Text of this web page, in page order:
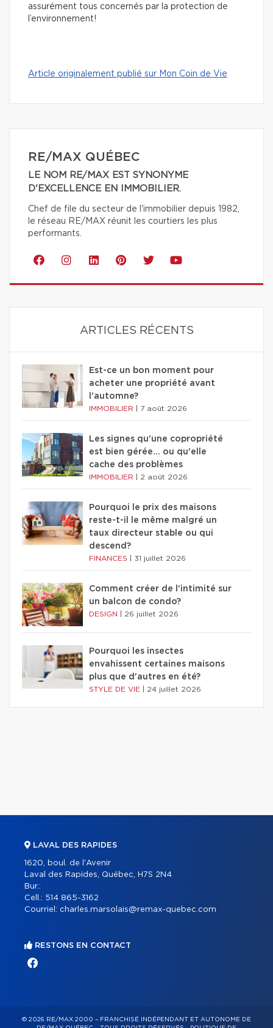
assurément tous concernés par la protection de
l’environnement!
Article originalement publié sur Mon Coin de Vie
RE/MAX QUÉBEC
LE NOM RE/MAX EST SYNONYME
D'EXCELLENCE EN IMMOBILIER.
Chef de file du secteur de l'immobilier depuis 1982,
le réseau RE/MAX réunit les courtiers les plus
performants.
ARTICLES RÉCENTS
Est-ce un bon moment pour
acheter une propriété avant
l'automne?
IMMOBILIER 7 août 2026
Les signes qu'une copropriété
est bien gérée… ou qu'elle
cache des problèmes
IMMOBILIER 2 août 2026
Pourquoi le prix des maisons
reste-t-il le même malgré un
taux directeur stable ou qui
descend?
FINANCES 31 juillet 2026
Comment créer de l'intimité sur
un balcon de condo?
DESIGN 26 juillet 2026
Pourquoi les insectes
envahissent certaines maisons
plus que d'autres en été?
STYLE DE VIE 24 juillet 2026
LAVAL DES RAPIDES
1620, boul. de l'Avenir
Laval des Rapides, Québec, H7S 2N4
Bur.:
Cell.: 514 865-3162
Courriel: charles.marsolais@remax-quebec.com
RESTONS EN CONTACT
© 2026 RE/MAX 2000 – FRANCHISÉ INDÉPENDANT ET AUTONOME DE